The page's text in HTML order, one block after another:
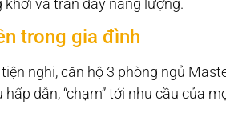
trong gia đình
nghi, căn hộ 3 phòng ngủ
dẫn, “chạm” tới nhu cầu của